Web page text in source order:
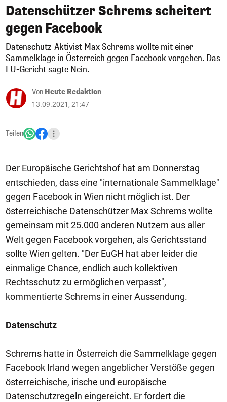
Datenschützer Schrems scheitert
gegen Facebook
Datenschutz-Aktivist Max Schrems wollte mit einer
Sammelklage in Österreich gegen Facebook vorgehen. Das
EU-Gericht sagte Nein.
Von Heute Redaktion
13.09.2021, 21:47
Teilen
Der Europäische Gerichtshof hat am Donnerstag
entschieden, dass eine "internationale Sammelklage"
gegen Facebook in Wien nicht möglich ist. Der
österreichische Datenschützer Max Schrems wollte
gemeinsam mit 25.000 anderen Nutzern aus aller
Welt gegen Facebook vorgehen, als Gerichtsstand
sollte Wien gelten. "Der EuGH hat aber leider die
einmalige Chance, endlich auch kollektiven
Rechtsschutz zu ermöglichen verpasst",
kommentierte Schrems in einer Aussendung.
Datenschutz
Schrems hatte in Österreich die Sammelklage gegen
Facebook Irland wegen angeblicher Verstöße gegen
österreichische, irische und europäische
Datenschutzregeln eingereicht. Er fordert die